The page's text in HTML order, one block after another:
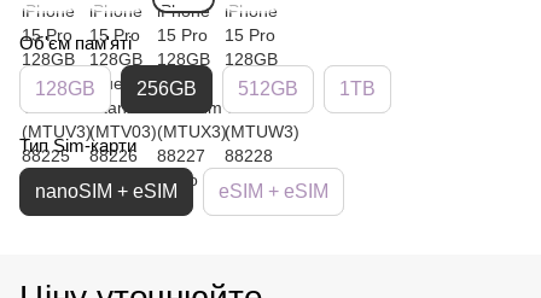
Об'єм пам'яті
128GB 256GB 512GB 1TB
Тип Sim-карти
nanoSIM + eSIM eSIM + eSIM